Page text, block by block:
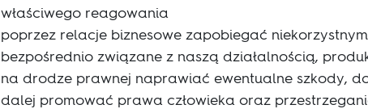
właściwego reagowania
poprzez relacje biznesowe zapobiegać
bezpośrednio związane z naszą działalnością,
na drodze prawnej naprawiać ewentualne szkody,
dalej promować prawa człowieka oraz